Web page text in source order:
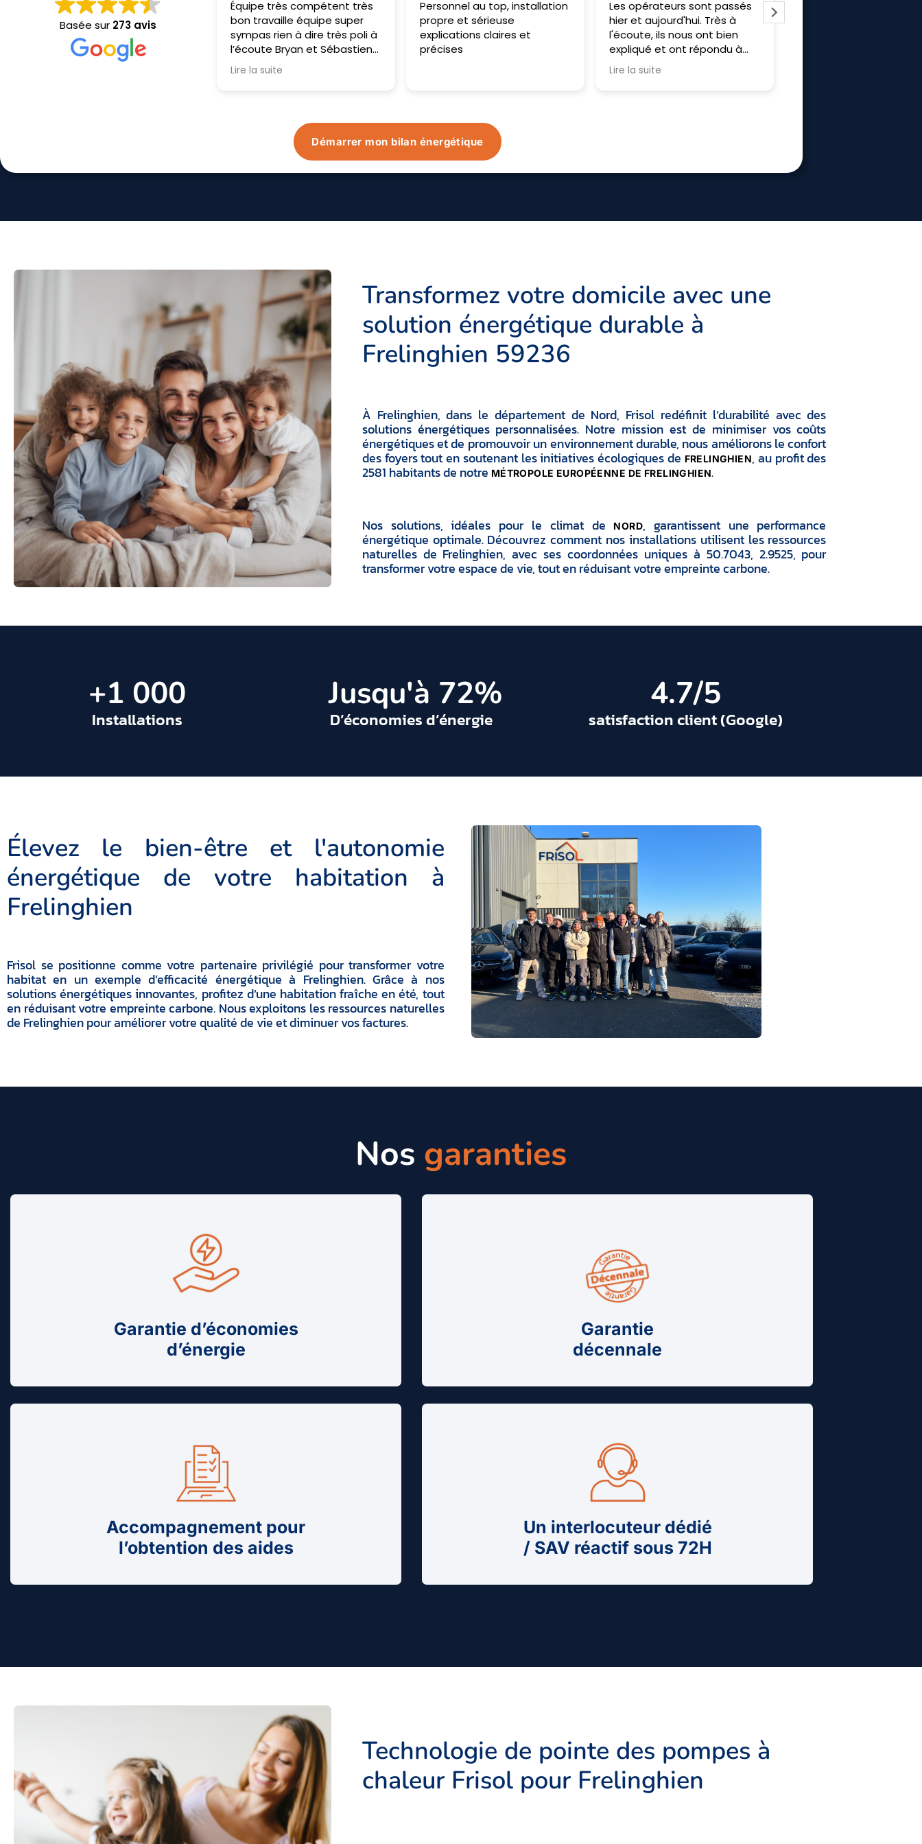
Basée sur 273 avis
Équipe très compétent très
bon travaille équipe super
sympas rien à dire très poli à
l’écoute Bryan et Sébastien
on fait un très bon travaille je
Personnel au top, installation
propre et sérieuse
explications claires et
précises
Les opérateurs sont passés
hier et aujourd'hui. Très à
l'écoute, ils nous ont bien
expliqué et ont répondu à
Entreprise au top du début à
la fin merci a Allan Bruno et
Thibaut pour l'installation
Démarrer mon bilan énergétique
Transformez votre domicile avec une
solution énergétique durable à
Frelinghien 59236
À Frelinghien, dans le département de Nord, Frisol redéfinit l’durabilité avec des
solutions énergétiques personnalisées. Notre mission est de minimiser vos coûts
énergétiques et de promouvoir un environnement durable, nous améliorons le confort
des foyers tout en soutenant les initiatives écologiques de FRELINGHIEN, au profit des
2581 habitants de notre MÉTROPOLE EUROPÉENNE DE FRELINGHIEN.
Nos solutions, idéales pour le climat de NORD, garantissent une performance
énergétique optimale. Découvrez comment nos installations utilisent les ressources
naturelles de Frelinghien, avec ses coordonnées uniques à 50.7043, 2.9525, pour
transformer votre espace de vie, tout en réduisant votre empreinte carbone.
Installations
+1 000
D’économies d’énergie
Jusqu'à 72%
satisfaction client (Google)
4.7/5
Élevez le bien-être et l'autonomie
énergétique de votre habitation à
Frelinghien
Frisol se positionne comme votre partenaire privilégié pour transformer votre
habitat en un exemple d’efficacité énergétique à Frelinghien. Grâce à nos
solutions énergétiques innovantes, profitez d’une habitation fraîche en été, tout
en réduisant votre empreinte carbone. Nous exploitons les ressources naturelles
de Frelinghien pour améliorer votre qualité de vie et diminuer vos factures.
Nos garanties
Garantie d’économies
d’énergie
Garantie
décennale
Accompagnement pour
l’obtention des aides
Un interlocuteur dédié
/ SAV réactif sous 72H
Technologie de pointe des pompes à
chaleur Frisol pour Frelinghien